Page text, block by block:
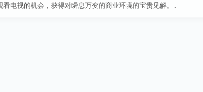
电视的机会，获得对瞬息万变的商业环境的宝贵见解。...